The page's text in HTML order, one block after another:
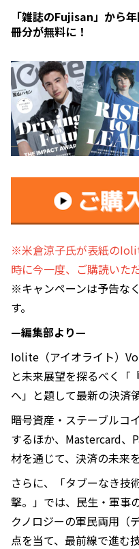
「雑誌のFujisan」から
冊分が無料に！
※米倉涼子氏が表紙の
時に今一度、ご購読いた
※キャンペーンは予告な
す。
—編集部より—
Iolite（アイオライト）
と未来展望を探るべく「
へ」と題して最新の決済
暗号資産・ステーブルコ
するほか、Mastercard、
材を通じて、決済の未来
さらに、「タブーなき技
撃。」では、民生・軍事
クノロジーの軍民両用（
点を当て、最前線で進む